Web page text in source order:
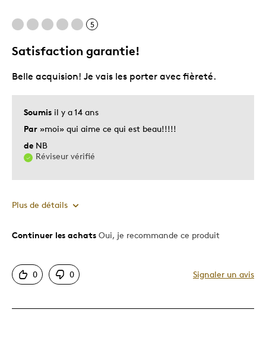
5
Satisfaction garantie!
Soumis il y a 14 ans
Par »moi» qui aime ce qui est beau!!!!!
de NB
Réviseur vérifié
Belle acquision! Je vais les porter avec fièreté.
Plus de détails
Le pour
Original
Unique en son genre
Continuer les achats Oui, je recommande ce produit
0 0 Signaler un avis